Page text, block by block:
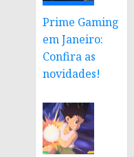
Prime Gaming
em Janeiro:
Confira as
novidades!